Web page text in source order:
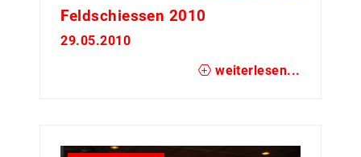
Feldschiessen 2010
29.05.2010
weiterlesen...